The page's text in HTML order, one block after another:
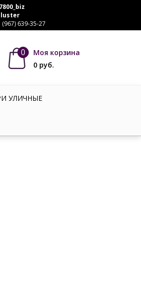
639-35-27
0
Моя корзина
0 руб.
УЛИЧНЫЕ